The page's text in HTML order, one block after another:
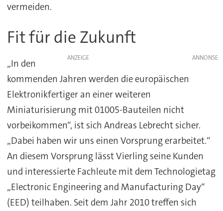
vermeiden.
Fit für die Zukunft
ANZEIGE
„In den
kommenden Jahren werden die europäischen
Elektronikfertiger an einer weiteren
Miniaturisierung mit 01005-Bauteilen nicht
vorbeikommen“, ist sich Andreas Lebrecht sicher.
„Dabei haben wir uns einen Vorsprung erarbeitet.“
An diesem Vorsprung lässt Vierling seine Kunden
und interessierte Fachleute mit dem Technologietag
„Electronic Engineering and Manufacturing Day“
(EED) teilhaben. Seit dem Jahr 2010 treffen sich